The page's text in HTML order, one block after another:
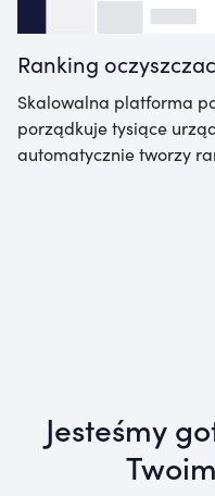
Ranking
Skalowalna platforma
porządkuje tysiące
automatycznie tworzy
Jesteśmy